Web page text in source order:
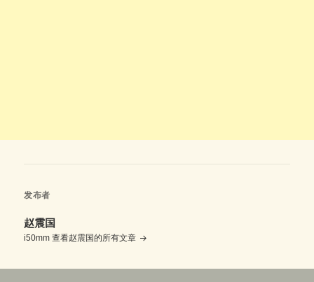
发布者
赵震国
i50mm查看赵震国的所有文章